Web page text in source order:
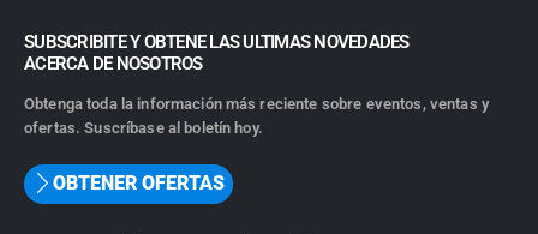
SUBSCRIBITE Y OBTENE LAS ULTIMAS NOVEDADES
ACERCA DE NOSOTROS
Obtenga toda la información más reciente sobre eventos, ventas y
ofertas. Suscríbase al boletín hoy.
OBTENER OFERTAS